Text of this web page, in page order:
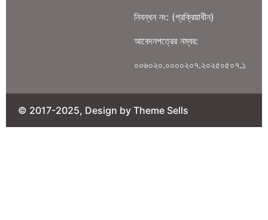
নিবন্ধন নং: (প্রক্রিয়াধীন)
আবেদনপত্রের নম্বর:
০০৬০২০.০০০০২০৭.২০২৫০৫০৭.১
© 2017-2025, Design by Theme Sells